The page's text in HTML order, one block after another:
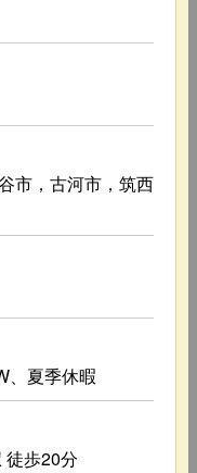
市，古河市，筑西
、夏季休暇
徒歩20分